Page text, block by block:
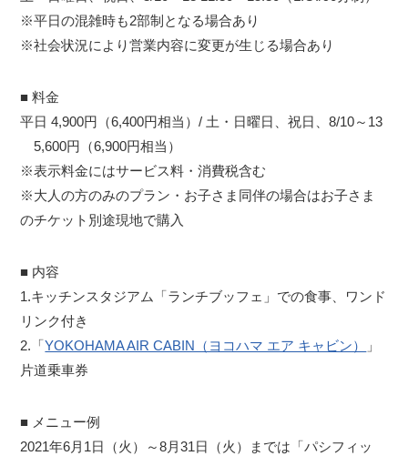
※平日の混雑時も2部制となる場合あり
※社会状況により営業内容に変更が生じる場合あり
■ 料金
平日 4,900円（6,400円相当）/ 土・日曜日、祝日、8/10～13
5,600円（6,900円相当）
※表示料金にはサービス料・消費税含む
※大人の方のみのプラン・お子さま同伴の場合はお子さま
のチケット別途現地で購入
■ 内容
1.キッチンスタジアム「ランチブッフェ」での食事、ワンド
リンク付き
2.「YOKOHAMA AIR CABIN（ヨコハマ エア キャビン）
」
片道乗車券
■ メニュー例
2021年6月1日（火）～8月31日（火）までは「パシフィッ